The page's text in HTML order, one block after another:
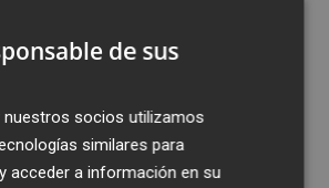
del 87,76% de las
blanquiazul.
IVF, como os
pasado viernes, no se
un valor de cero euros
de sus
socios utilizamos
similares para
acceder a información en su